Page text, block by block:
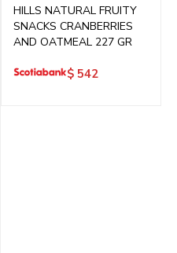
HILLS NATURAL FRUITY
SNACKS CRANBERRIES
AND OATMEAL 227 GR
$ 542